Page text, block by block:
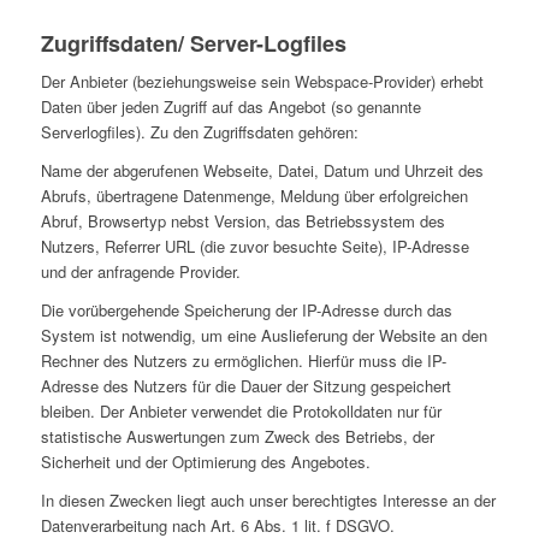
Zugriffsdaten/ Server-Logfiles
Der Anbieter (beziehungsweise sein Webspace-Provider) erhebt
Daten über jeden Zugriff auf das Angebot (so genannte
Serverlogfiles). Zu den Zugriffsdaten gehören:
Name der abgerufenen Webseite, Datei, Datum und Uhrzeit des
Abrufs, übertragene Datenmenge, Meldung über erfolgreichen
Abruf, Browsertyp nebst Version, das Betriebssystem des
Nutzers, Referrer URL (die zuvor besuchte Seite), IP-Adresse
und der anfragende Provider.
Die vorübergehende Speicherung der IP-Adresse durch das
System ist notwendig, um eine Auslieferung der Website an den
Rechner des Nutzers zu ermöglichen. Hierfür muss die IP-
Adresse des Nutzers für die Dauer der Sitzung gespeichert
bleiben. Der Anbieter verwendet die Protokolldaten nur für
statistische Auswertungen zum Zweck des Betriebs, der
Sicherheit und der Optimierung des Angebotes.
In diesen Zwecken liegt auch unser berechtigtes Interesse an der
Datenverarbeitung nach Art. 6 Abs. 1 lit. f DSGVO.